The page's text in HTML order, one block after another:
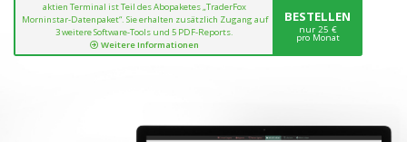
aktien Terminal ist Teil des Abopaketes „TraderFox
Morninstar-Datenpaket“. Sie erhalten zusätzlich Zugang auf
3 weitere Software-Tools und 5 PDF-Reports.
Weitere Informationen
BESTELLEN
nur 25 €
pro Monat